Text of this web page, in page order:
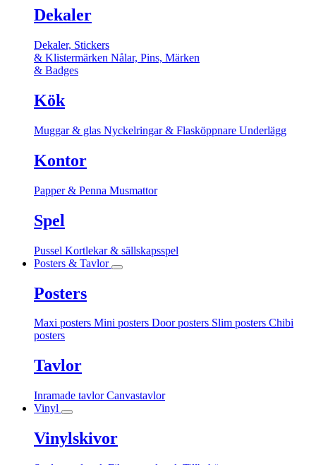
Dekaler
Dekaler, Stickers
& Klistermärken Nålar, Pins, Märken
& Badges
Kök
Muggar & glas Nyckelringar & Flasköppnare Underlägg
Kontor
Papper & Penna Musmattor
Spel
Pussel Kortlekar & sällskapsspel
Posters & Tavlor
Posters
Maxi posters Mini posters Door posters Slim posters Chibi
posters
Tavlor
Inramade tavlorCanvastavlor
Vinyl
Vinylskivor